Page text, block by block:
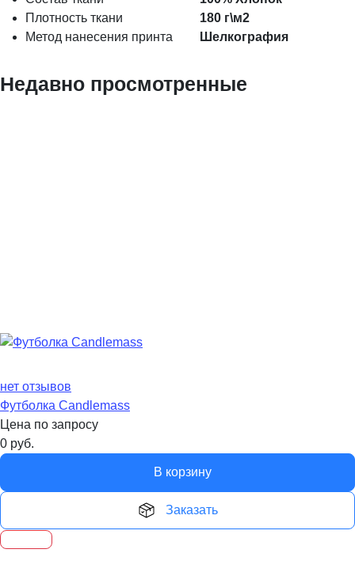
Плотность ткани
180 г\м2
Метод нанесения принта
Шелкография
Недавно просмотренные
нет отзывов
Футболка Candlemass
Цена по запросу
0 руб.
В корзину
Заказать